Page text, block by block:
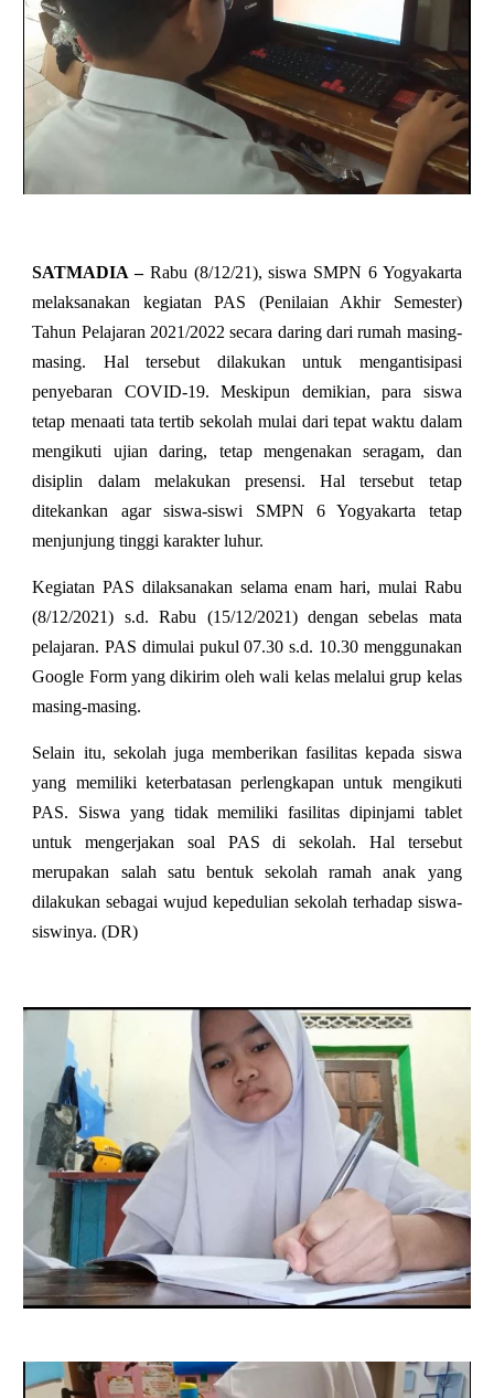
SATMADIA – Rabu (8/12/21), siswa SMPN 6 Yogyakarta
melaksanakan kegiatan PAS (Penilaian Akhir Semester)
Tahun Pelajaran 2021/2022 secara daring dari rumah masing-
masing. Hal tersebut dilakukan untuk mengantisipasi
penyebaran COVID-19. Meskipun demikian, para siswa
tetap menaati tata tertib sekolah mulai dari tepat waktu dalam
mengikuti ujian daring, tetap mengenakan seragam, dan
disiplin dalam melakukan presensi. Hal tersebut tetap
ditekankan agar siswa-siswi SMPN 6 Yogyakarta tetap
menjunjung tinggi karakter luhur.
Kegiatan PAS dilaksanakan selama enam hari, mulai Rabu
(8/12/2021) s.d. Rabu (15/12/2021) dengan sebelas mata
pelajaran. PAS dimulai pukul 07.30 s.d. 10.30 menggunakan
Google Form yang dikirim oleh wali kelas melalui grup kelas
masing-masing.
Selain itu, sekolah juga memberikan fasilitas kepada siswa
yang memiliki keterbatasan perlengkapan untuk mengikuti
PAS. Siswa yang tidak memiliki fasilitas dipinjami tablet
untuk mengerjakan soal PAS di sekolah. Hal tersebut
merupakan salah satu bentuk sekolah ramah anak yang
dilakukan sebagai wujud kepedulian sekolah terhadap siswa-
siswinya. (DR)